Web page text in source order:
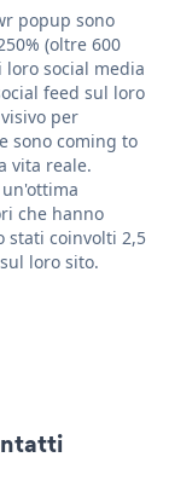
popup sono
(oltre 600
social media
feed sul loro
per
sono coming to
vita reale.
che hanno
stati coinvolti 2,5
loro sito.